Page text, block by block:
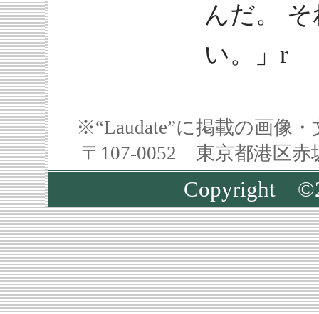
んだ。
い。」r
※“Laudate”に掲載の画像
〒107-0052 東京都港区
Copyright